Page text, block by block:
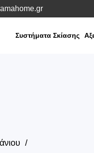
Συστήματα Σκίασης